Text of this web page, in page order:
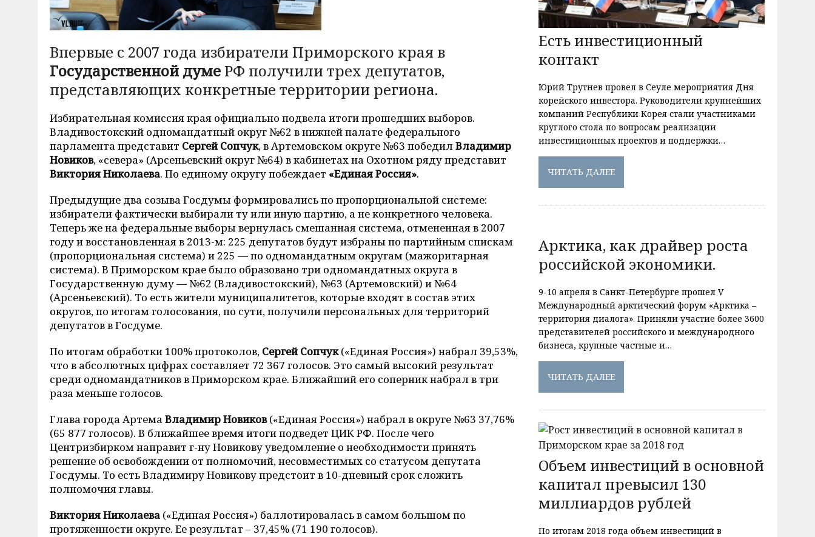
Впервые с 2007 года избиратели Приморского края в
Государственной думе РФ получили трех депутатов,
представляющих конкретные территории региона.
Избирательная комиссия края официально подвела итоги прошедших выборов.
Владивостокский одномандатный округ №62 в нижней палате федерального
парламента представит Сергей Сопчук, в Артемовском округе №63 победилВладимир
Новиков, «севера» (Арсеньевский округ №64) в кабинетах на Охотном ряду представит
Виктория Николаева. По единому округу побеждает «Единая Россия».
Предыдущие два созыва Госдумы формировались по пропорциональной системе:
избиратели фактически выбирали ту или иную партию, а не конкретного человека.
Теперь же на федеральные выборы вернулась смешанная система, отмененная в 2007
году и восстановленная в 2013-м: 225 депутатов будут избраны по партийным спискам
(пропорциональная система) и 225 — по одномандатным округам (мажоритарная
система). В Приморском крае было образовано три одномандатных округа в
Государственную думу — №62 (Владивостокский), №63 (Артемовский) и №64
(Арсеньевский). То есть жители муниципалитетов, которые входят в состав этих
округов, по итогам голосования, по сути, получили персональных для территорий
депутатов в Госдуме.
По итогам обработки 100% протоколов, Сергей Сопчук(«Единая Россия») набрал 39,53%,
что в абсолютных цифрах составляет 72 367 голосов. Это самый высокий результат
среди одномандатников в Приморском крае. Ближайший его соперник набрал в три
раза меньше голосов.
Глава города Артема Владимир Новиков(«Единая Россия») набрал в округе №63 37,76%
(65 877 голосов). В ближайшее время итоги подведет ЦИК РФ. После чего
Центризбирком направит г-ну Новикову уведомление о необходимости принять
решение об освобождении от полномочий, несовместимых со статусом депутата
Госдумы. То есть Владимиру Новикову предстоит в 10-дневный срок сложить
полномочия главы.
Виктория Николаева («Единая Россия») баллотировалась в самом большом по
протяженности округе. Ее результат – 37,45% (71 190 голосов).
Есть инвестиционный
контакт
Юрий Трутнев провел в Сеуле мероприятия Дня
корейского инвестора. Руководители крупнейших
компаний Республики Корея стали участниками
круглого стола по вопросам реализации
инвестиционных проектов и поддержки…
ЧИТАТЬ ДАЛЕЕ
Арктика, как драйвер роста
российской экономики.
9-10 апреля в Санкт-Петербурге прошел V
Международный арктический форум «Арктика –
территория диалога». Приняли участие более 3600
представителей российского и международного
бизнеса, крупные частные и…
ЧИТАТЬ ДАЛЕЕ
Объем инвестиций в основной
капитал превысил 130
миллиардов рублей
По итогам 2018 года объем инвестиций в